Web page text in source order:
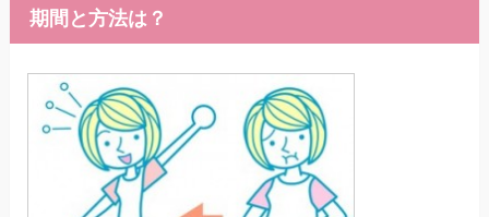
期間と方法は？